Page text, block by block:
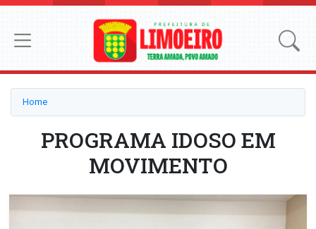
Home
PROGRAMA IDOSO EM
MOVIMENTO